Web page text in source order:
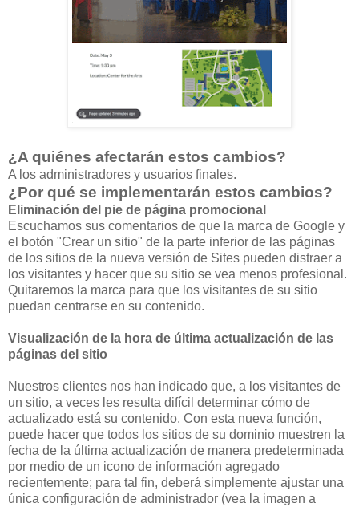
¿A quiénes afectarán estos cambios?
A los administradores y usuarios finales.
¿Por qué se implementarán estos cambios?
Eliminación del pie de página promocional
Escuchamos sus comentarios de que la marca de Google y
el botón "Crear un sitio" de la parte inferior de las páginas
de los sitios de la nueva versión de Sites pueden distraer a
los visitantes y hacer que su sitio se vea menos profesional.
Quitaremos la marca para que los visitantes de su sitio
puedan centrarse en su contenido.
Visualización de la hora de última actualización de las
páginas del sitio
Nuestros clientes nos han indicado que, a los visitantes de
un sitio, a veces les resulta difícil determinar cómo de
actualizado está su contenido. Con esta nueva función,
puede hacer que todos los sitios de su dominio muestren la
fecha de la última actualización de manera predeterminada
por medio de un icono de información agregado
recientemente; para tal fin, deberá simplemente ajustar una
única configuración de administrador (vea la imagen a